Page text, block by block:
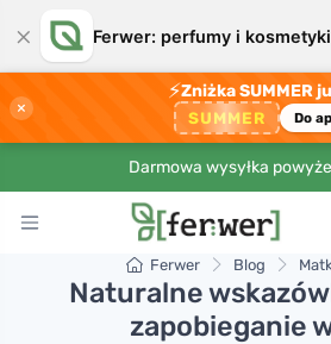
× Ferwer: perfumy i kosmetyki
×
⚡Zniżka SUMMER
SUMMER Do
Darmowa wysyłka
Ferwer Blog
Naturalne
zapobieganie